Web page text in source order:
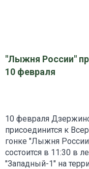
"Лыжня России"
10 февраля
10 февраля
присоединится к
гонке "Лыжня
состоится в 11:30 в
"Западный-1" на